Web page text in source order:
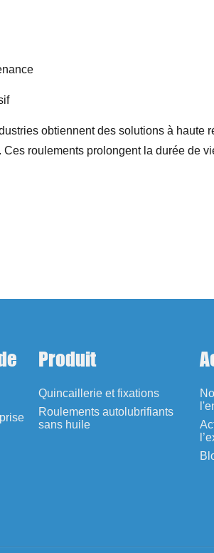
obtiennent des solutions à haute
roulements prolongent la durée de
Produit
Quincaillerie et fixations
Roulements autolubrifiants
sans huile